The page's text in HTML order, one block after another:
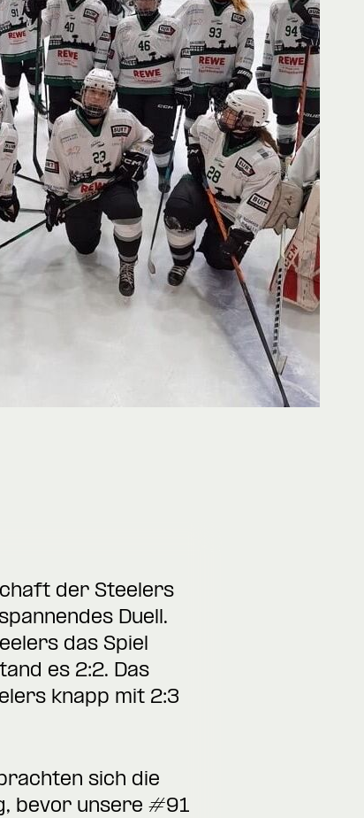
der Steelers
Duell.
das Spiel
es 2:2. Das
knapp mit 2:3
sich die
bevor unsere #91